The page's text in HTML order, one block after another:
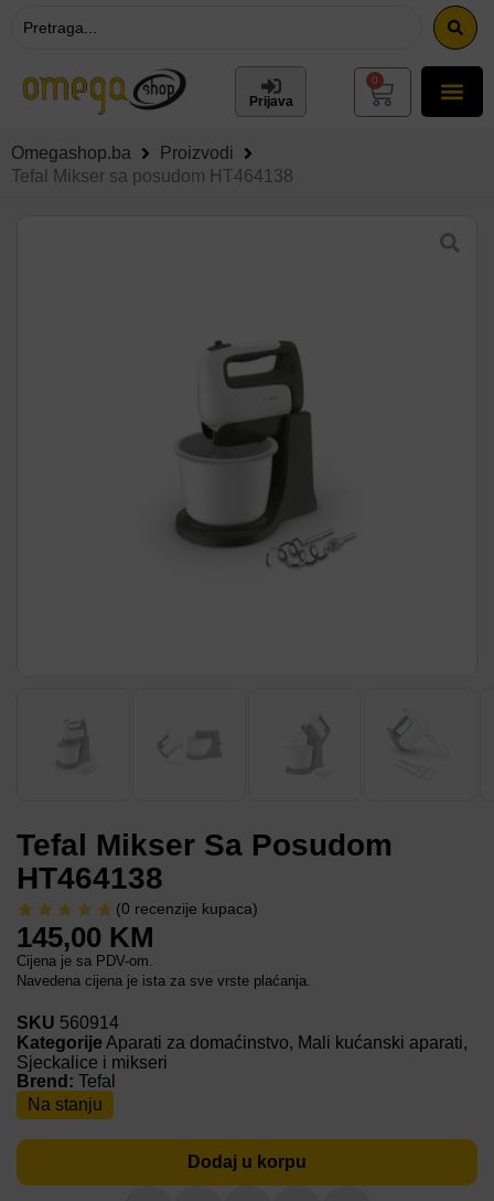
Prijava
0
Omegashop.ba
Proizvodi
Tefal Mikser sa posudom HT464138
Tefal Mikser Sa Posudom
HT464138
(0 recenzije kupaca)
145,00 KM
Cijena je sa PDV-om.
Navedena cijena je ista za sve vrste plaćanja.
SKU 560914
Kategorije Aparati za domaćinstvo, Mali kućanski aparati,
Sjeckalice i mikseri
Brend: Tefal
Na stanju
Dodaj u korpu